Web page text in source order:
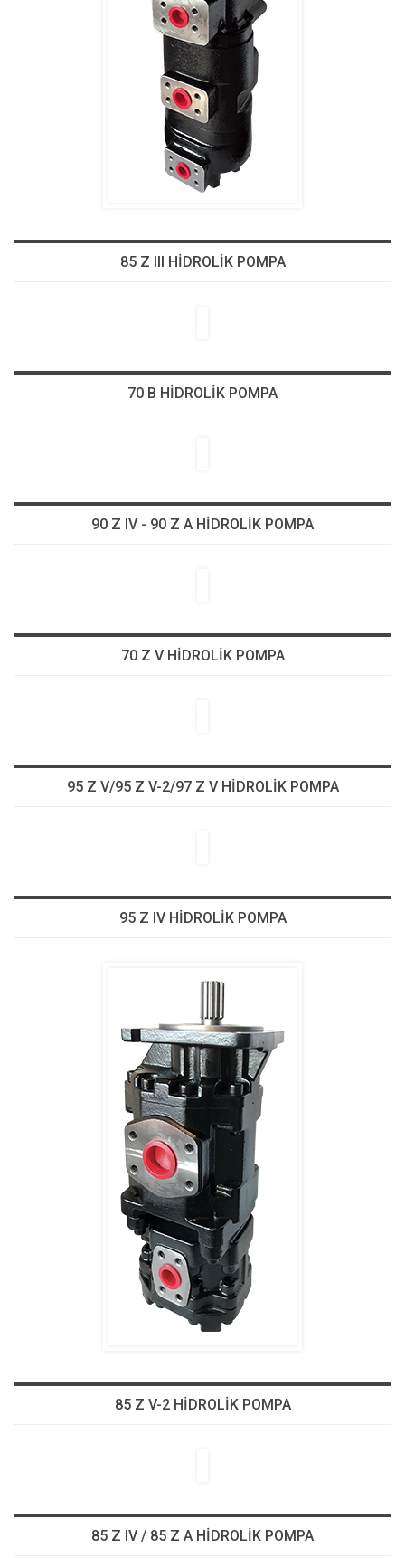
85 Z III HİDROLİK POMPA
70 B HİDROLİK POMPA
90 Z IV - 90 Z A HİDROLİK POMPA
70 Z V HİDROLİK POMPA
95 Z V/95 Z V-2/97 Z V HİDROLİK POMPA
95 Z IV HİDROLİK POMPA
85 Z V-2 HİDROLİK POMPA
85 Z IV / 85 Z A HİDROLİK POMPA